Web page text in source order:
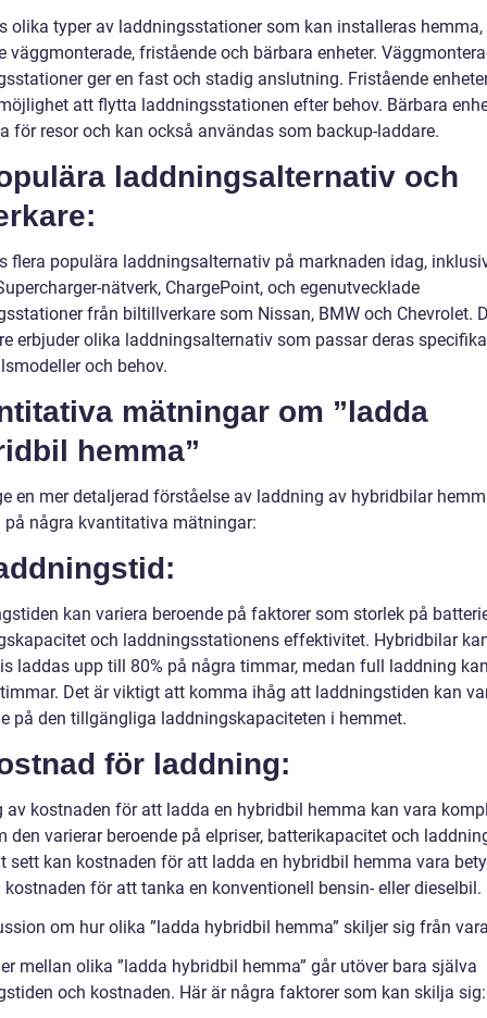
olika typer av laddningsstationer som kan installeras hemma,
väggmonterade, fristående och bärbara enheter.
ger en fast och stadig anslutning. Fristående
att flytta laddningsstationen efter behov. Bärbara
för resor och kan också användas som backup-laddare.
laddningsalternativ och
flera populära laddningsalternativ på marknaden idag,
nätverk, ChargePoint, och egenutvecklade
från biltillverkare som Nissan, BMW och Chevrolet.
erbjuder olika laddningsalternativ som passar deras specifika
och behov.
mätningar om ”ladda
hemma”
en mer detaljerad förståelse av laddning av hybridbilar
på några kvantitativa mätningar:
kan variera beroende på faktorer som storlek på
och laddningsstationens effektivitet. Hybridbilar
laddas upp till 80% på några timmar, medan full laddning
Det är viktigt att komma ihåg att laddningstiden kan
på den tillgängliga laddningskapaciteten i hemmet.
för laddning:
av kostnaden för att ladda en hybridbil hemma kan vara
den varierar beroende på elpriser, batterikapacitet och
sett kan kostnaden för att ladda en hybridbil hemma vara
kostnaden för att tanka en konventionell bensin- eller dieselbil.
om hur olika ”ladda hybridbil hemma” skiljer sig från
mellan olika ”ladda hybridbil hemma” går utöver bara själva
och kostnaden. Här är några faktorer som kan skilja sig: